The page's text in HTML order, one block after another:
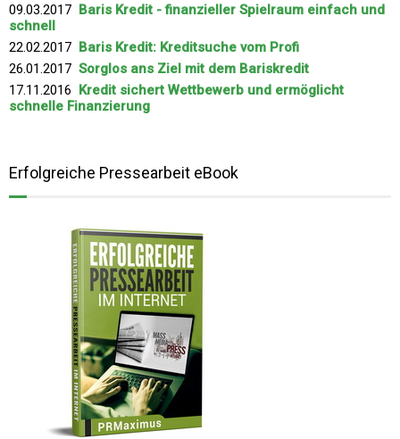
09.03.2017 Baris Kredit - finanzieller Spielraum einfach und
schnell
22.02.2017 Baris Kredit: Kreditsuche vom Profi
26.01.2017 Sorglos ans Ziel mit dem Bariskredit
17.11.2016 Kredit sichert Wettbewerb und ermöglicht
schnelle Finanzierung
Erfolgreiche Pressearbeit eBook